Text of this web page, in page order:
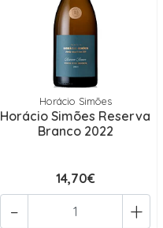
Horácio Simões
Horácio Simões Reserva
Branco 2022
14,70€
+
-